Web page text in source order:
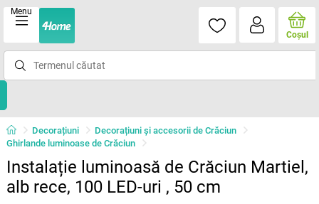
Menu
Coşul
Decorațiuni
Decorațiuni și accesorii de Crăciun
Ghirlande luminoase de Crăciun
Instalație luminoasă de Crăciun Martiel,
alb rece, 100 LED-uri , 50 cm